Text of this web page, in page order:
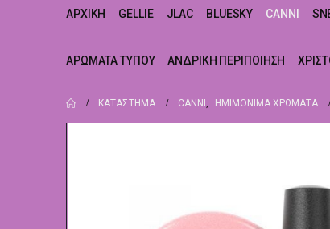
ΑΡΧΙΚΉ GELLIE JLAC BLUESKY CANNI
ΑΡΏΜΑΤΑ ΤΎΠΟΥ ΑΝΔΡΙΚΉ ΠΕΡΙΠΟΊΗΣΗ
ΚΑΤΆΣΤΗΜΑ CANNI , ΗΜΙΜΌΝΙΜΑ ΧΡΏΜΑΤΑ